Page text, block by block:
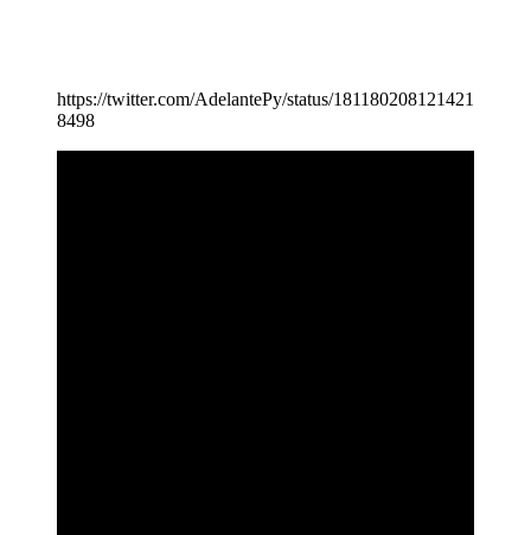
https://twitter.com/AdelantePy/status/181180208121421
8498